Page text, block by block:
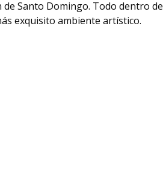
Santo Domingo. Todo dentro de
exquisito ambiente artístico.